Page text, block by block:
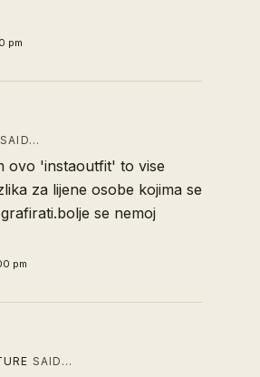
pm
ovo 'instaoutfit' to vise
za lijene osobe kojima se
se nemoj
pm
SAID…